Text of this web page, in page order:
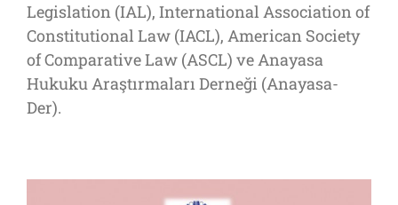
Legislation (IAL), International Association of
Constitutional Law (IACL), American Society
of Comparative Law (ASCL) ve Anayasa
Hukuku Araştırmaları Derneği (Anayasa-
Der).